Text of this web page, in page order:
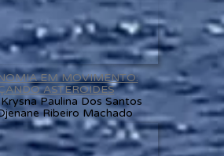
EM MOVIMENTO:
ASTEROIDES
Paulina Dos Santos
Ribeiro Machado